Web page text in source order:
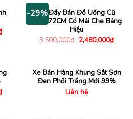
2,180,000₫.
Giá
hiện
-29%Xe Đẩy Bán Đồ Uống Cũ
1M6x72CM Có Mái Che Bảng
Hiệu
3,500,000₫ Giá
gốc
2,480,000₫Giá
hiện
Giá
hiện
Xe Bán Hàng Khung Sắt Sơn
Đen Phối Trắng Mới 99%
Liên hệ